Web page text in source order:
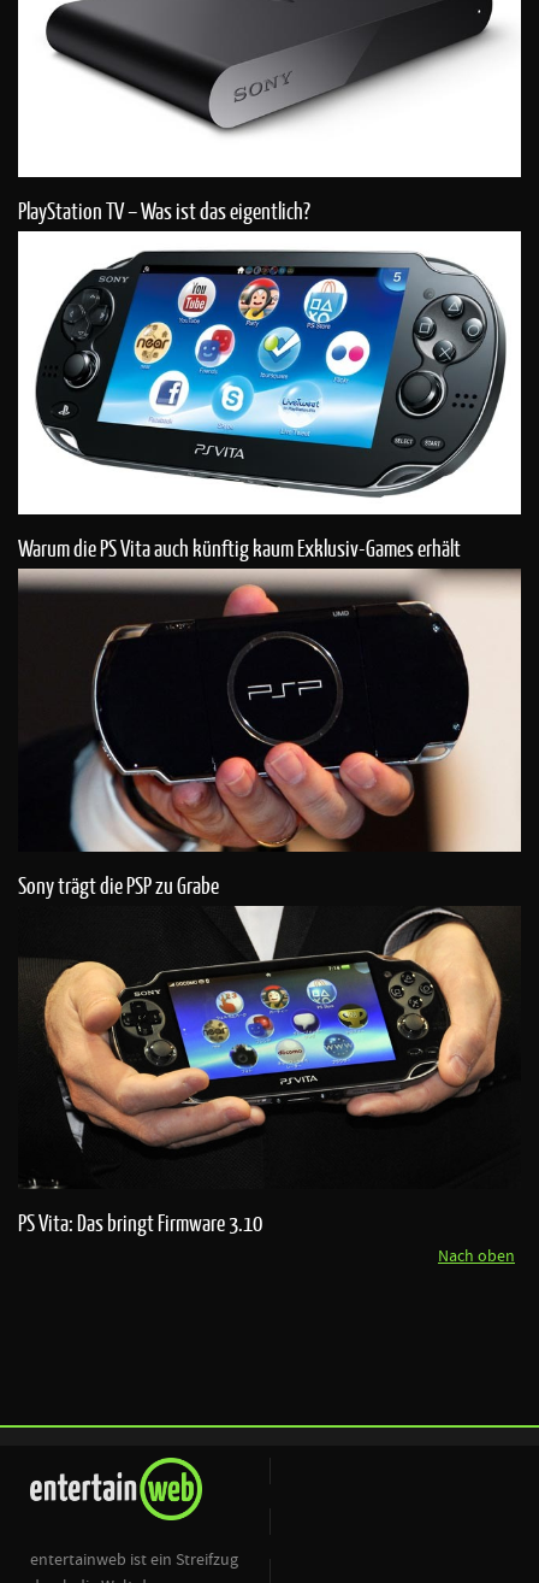
PlayStation TV – Was ist das eigentlich?
Warum die PS Vita auch künftig kaum Exklusiv-Games erhält
Sony trägt die PSP zu Grabe
PS Vita: Das bringt Firmware 3.10
Nach oben
entertainweb ist ein Streifzug